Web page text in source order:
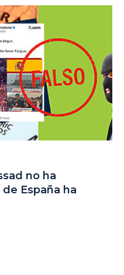
no ha
España ha